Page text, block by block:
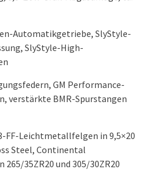
Automatikgetriebe, SlyStyle-
GM Performance-
FF-Leichtmetallfelgen in 9,5×20
35ZR20 und 305/30ZR20